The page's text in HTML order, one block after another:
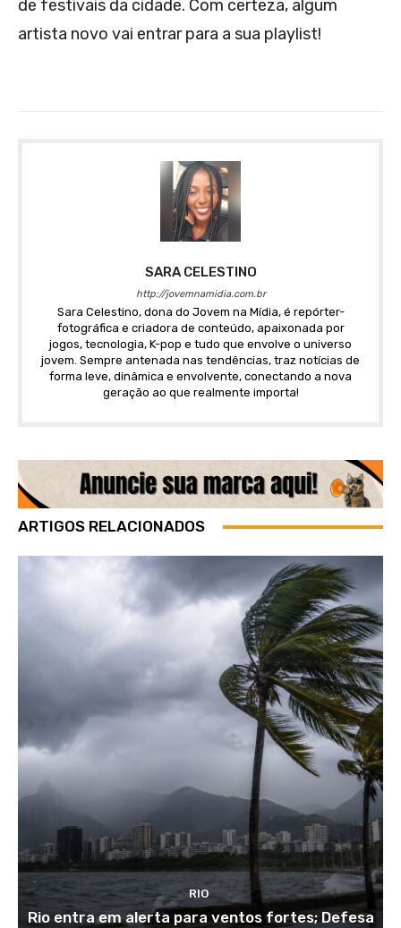
de festivais da cidade. Com certeza, algum
artista novo vai entrar para a sua playlist!
SARA CELESTINO
http://jovemnamidia.com.br
Sara Celestino, dona do Jovem na Mídia, é repórter-
fotográfica e criadora de conteúdo, apaixonada por
jogos, tecnologia, K-pop e tudo que envolve o universo
jovem. Sempre antenada nas tendências, traz notícias de
forma leve, dinâmica e envolvente, conectando a nova
geração ao que realmente importa!
ARTIGOS RELACIONADOS
RIO
Rio entra em alerta para ventos fortes; Defesa